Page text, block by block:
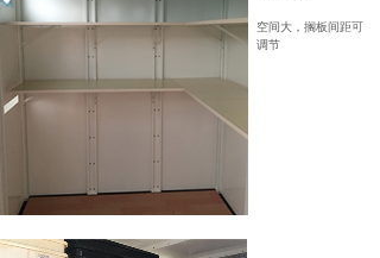
空间大，搁板间距可
调节